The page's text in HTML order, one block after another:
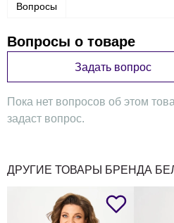
Вопросы
Вопросы о товаре
Задать вопрос
Пока нет вопросов об этом
задаст вопрос.
ДРУГИЕ ТОВАРЫ БРЕНДА